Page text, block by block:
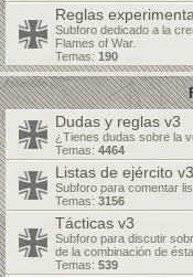
Reglas
Subforo dedicado a la
Flames of War.
Temas: 190
Dudas y reglas v3
¿Tienes dudas sobre la
Temas: 4464
Listas de ejército v3
Subforo para comentar
Temas: 3156
Tácticas v3
Subforo para discutir
de la combinación de
Temas: 539